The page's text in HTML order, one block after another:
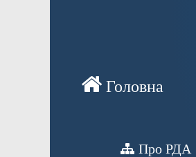
Про РДА